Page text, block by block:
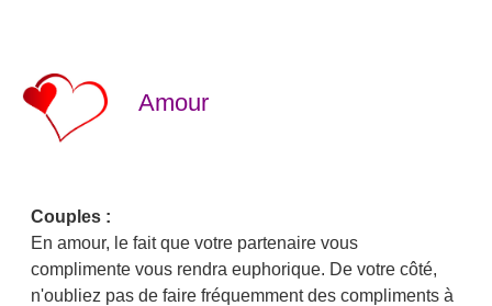
Amour
Couples :
En amour, le fait que votre partenaire vous
complimente vous rendra euphorique. De votre côté,
n'oubliez pas de faire fréquemment des compliments à